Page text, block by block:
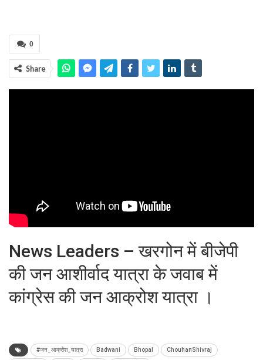
0
Share
News Leaders – खरगोन में बीजेपी
की जन आशीर्वाद यात्रा के जवाब में
कांग्रेस की जन आक्रोश यात्रा ।
#जन_आक्रोश_यात्रा Badwani Bhopal ChouhanShivraj